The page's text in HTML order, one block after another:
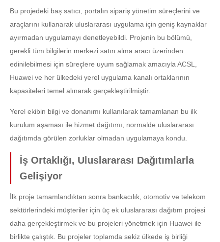
Bu projedeki baş satıcı, portalın sipariş yönetim süreçlerini ve
araçlarını kullanarak uluslararası uygulama için geniş kaynaklar
ayırmadan uygulamayı denetleyebildi. Projenin bu bölümü,
gerekli tüm bilgilerin merkezi satın alma aracı üzerinden
edinilebilmesi için süreçlere uyum sağlamak amacıyla ACSL,
Huawei ve her ülkedeki yerel uygulama kanalı ortaklarının
kapasiteleri temel alınarak gerçekleştirilmiştir.
Yerel ekibin bilgi ve donanımı kullanılarak tamamlanan bu ilk
kurulum aşaması ile hizmet dağıtımı, normalde uluslararası
dağıtımda görülen zorluklar olmadan uygulamaya kondu.
İş Ortaklığı, Uluslararası Dağıtımlarla
Gelişiyor
İlk proje tamamlandıktan sonra bankacılık, otomotiv ve telekom
sektörlerindeki müşteriler için üç ek uluslararası dağıtım projesi
daha gerçekleştirmek ve bu projeleri yönetmek için Huawei ile
birlikte çalıştık. Bu projeler toplamda sekiz ülkede iş birliği